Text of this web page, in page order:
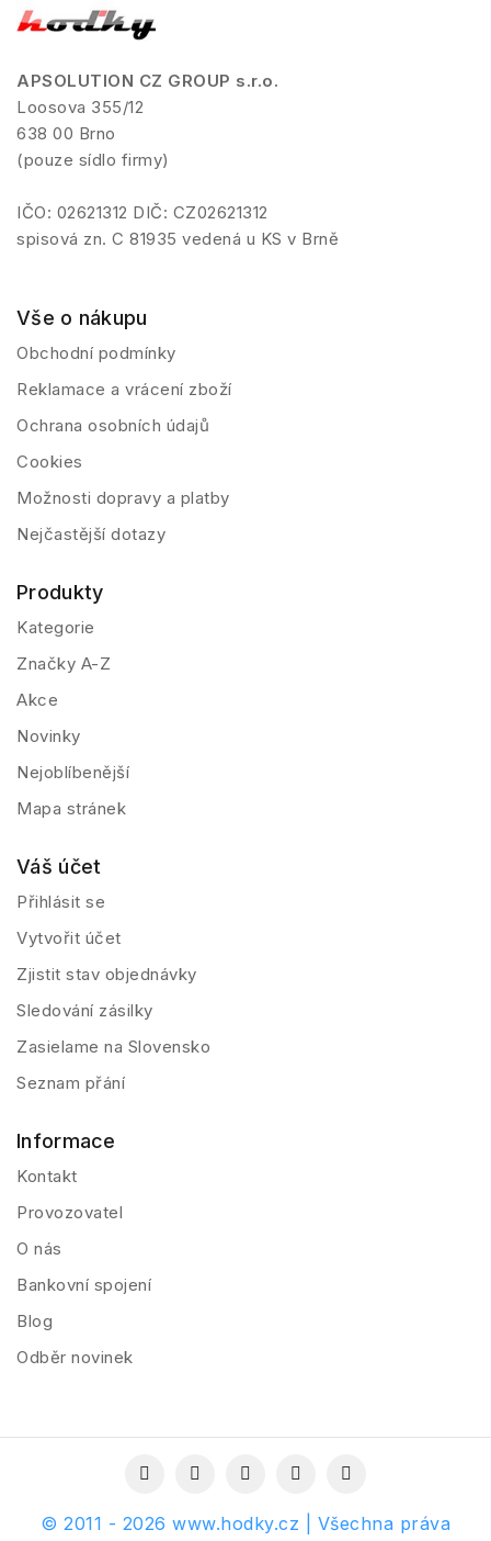
APSOLUTION CZ GROUP s.r.o.
Loosova 355/12
638 00 Brno
(pouze sídlo firmy)
IČO: 02621312 DIČ: CZ02621312
spisová zn. C 81935 vedená u KS v Brně
Vše o nákupu
Obchodní podmínky
Reklamace a vrácení zboží
Ochrana osobních údajů
Cookies
Možnosti dopravy a platby
Nejčastější dotazy
Produkty
Kategorie
Značky A-Z
Akce
Novinky
Nejoblíbenější
Mapa stránek
Váš účet
Přihlásit se
Vytvořit účet
Zjistit stav objednávky
Sledování zásilky
Zasielame na Slovensko
Seznam přání
Informace
Kontakt
Provozovatel
O nás
Bankovní spojení
Blog
Odběr novinek
© 2011 - 2026 www.hodky.cz | Všechna práva